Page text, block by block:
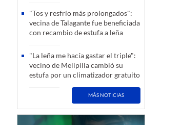
"Tos y resfrío más prolongados":
vecina de Talagante fue beneficiada
con recambio de estufa a leña
"La leña me hacía gastar el triple":
vecino de Melipilla cambió su
estufa por un climatizador gratuito
MÁS NOTICIAS